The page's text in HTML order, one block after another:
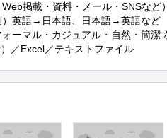
掲載・資料・メール・SNSなど）
）英語→日本語、日本語→英語など
ーマル・カジュアル・自然・簡潔
／Excel／テキストファイル